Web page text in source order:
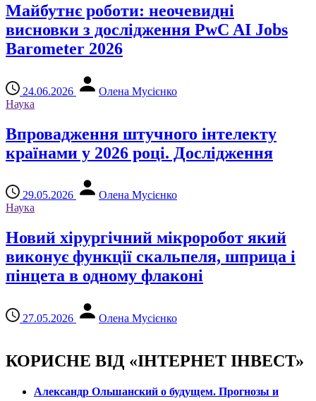
Майбутнє роботи: неочевидні
висновки з дослідження PwC AI Jobs
Barometer 2026
24.06.2026
Олена Мусієнко
Наука
Впровадження штучного інтелекту
країнами у 2026 році. Дослідження
29.05.2026
Олена Мусієнко
Наука
Новий хірургічний мікроробот який
виконує функції скальпеля, шприца і
пінцета в одному флаконі
27.05.2026 Олена Мусієнко
КОРИСНЕ ВІД «ІНТЕРНЕТ ІНВЕСТ»
Александр Ольшанский о будущем. Прогнозы и